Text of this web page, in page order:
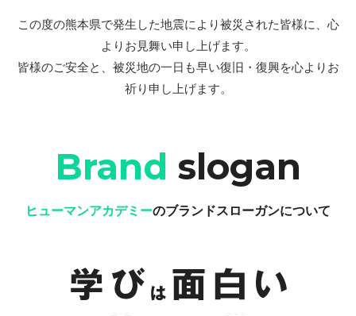
この度の熊本県で発生した地震により被災された皆様に、心
よりお見舞い申し上げます。
皆様のご安全と、被災地の一日も早い復旧・復興を心よりお
祈り申し上げます。
Brand slogan
ヒューマンアカデミーのブランドスローガンについて